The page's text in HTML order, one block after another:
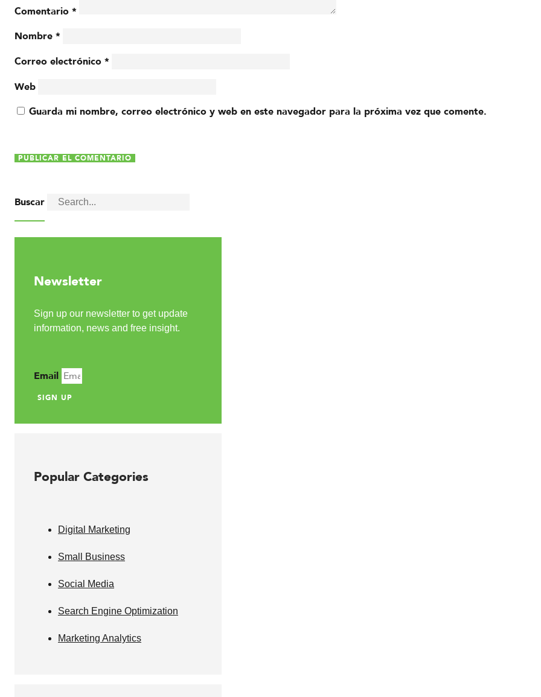
Comentario *
Nombre *
Correo electrónico *
Web
Guarda mi nombre, correo electrónico y web en este navegador para la próxima vez que comente.
Buscar
Newsletter
Sign up our newsletter to get update
information, news and free insight.
Email
SIGN UP
Popular Categories
Digital Marketing
Small Business
Social Media
Search Engine Optimization
Marketing Analytics